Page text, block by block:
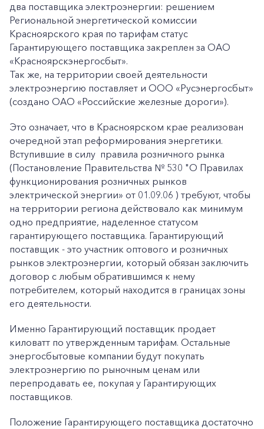
два поставщика электроэнергии: решением
Региональной энергетической комиссии
Красноярского края по тарифам статус
Гарантирующего поставщика закреплен за ОАО
«Красноярскэнергосбыт».
Так же, на территории своей деятельности
электроэнергию поставляет и ООО «Русэнергосбыт»
(создано ОАО «Российские железные дороги»).
Это означает, что в Красноярском крае реализован
очередной этап реформирования энергетики.
Вступившие в силу правила розничного рынка
(Постановление Правительства № 530 "О Правилах
функционирования розничных рынков
электрической энергии» от 01.09.06 ) требуют, чтобы
на территории региона действовало как минимум
одно предприятие, наделенное статусом
гарантирующего поставщика. Гарантирующий
поставщик - это участник оптового и розничных
рынков электроэнергии, который обязан заключить
договор с любым обратившимся к нему
потребителем, который находится в границах зоны
его деятельности.
Именно Гарантирующий поставщик продает
киловатт по утвержденным тарифам. Остальные
энергосбытовые компании будут покупать
электроэнергию по рыночным ценам или
перепродавать ее, покупая у Гарантирующих
поставщиков.
Положение Гарантирующего поставщика достаточно